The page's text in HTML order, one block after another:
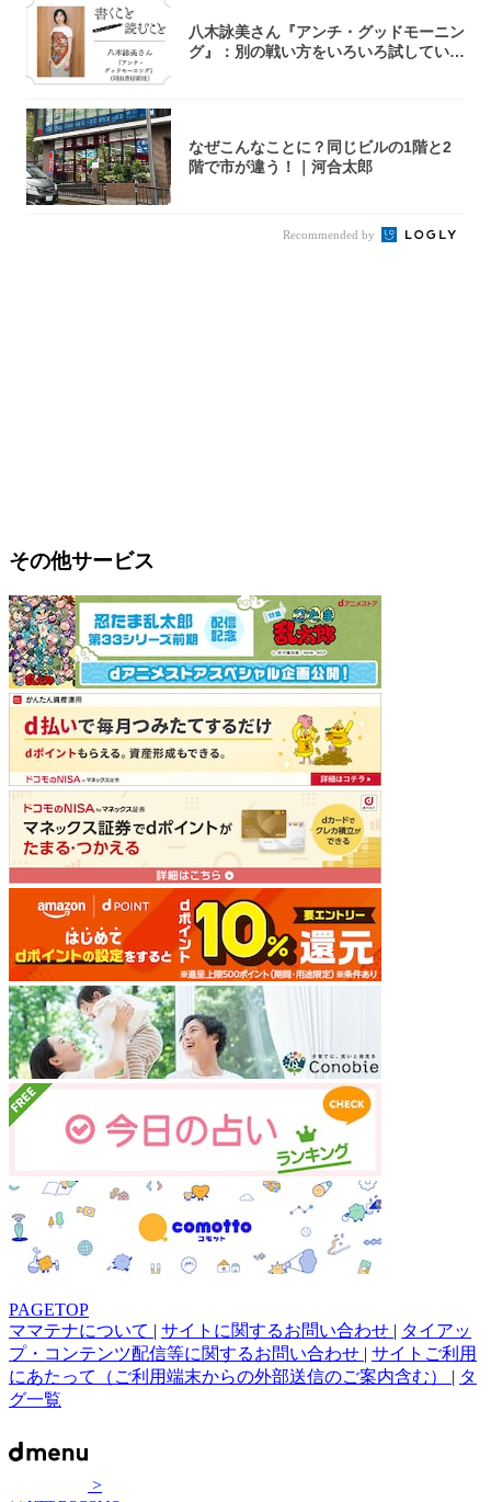
八木詠美さん『アンチ・グッドモーニン
グ』：別の戦い方をいろいろ試している
なぜこんなことに？同じビルの1階と2
階で市が違う！｜河合太郎
Recommended by
その他サービス
PAGETOP
ママテナについて | サイトに関するお問い合わせ | タイアッ
プ・コンテンツ配信等に関するお問い合わせ | サイトご利用
にあたって（ご利用端末からの外部送信のご案内含む） | タ
グ一覧
>